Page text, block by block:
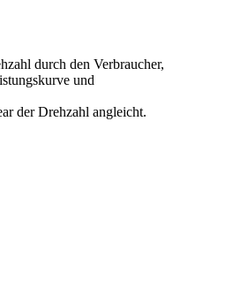
durch den Verbraucher,
und
der Drehzahl angleicht.